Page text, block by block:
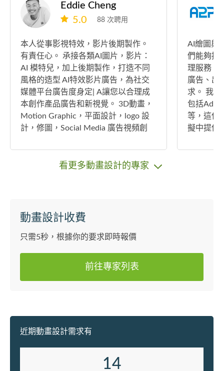
Eddie Cheng
5.0
88 次聘用
本人從事影視特效，影片後期製作。
有責任心。 𠄘接各類AI圖片，影片：
AI 模特兒，加上後期製作，打造不同
風格的造型 AI特效影片廣告，為社交
媒體平台廣告度身定| A讓您以合理成
本創作產品廣告和新視覺。 3D動畫，
Motion Graphic，平面設計，logo 設
計，修圖，Social Media 廣告視頻創
心發問。photoshop , illustrator, after
effect , maya, C4D, blender. 抱歉不能
AI繪圖與
們能夠提
理服務，
廣告、出
求。 我們熟練掌握業界頂尖的軟件，
包括
等，這使
擬中提供
計師專注
刷前的所有準
看更多動畫設計的專家
動畫設計收費
只需5秒，根據你的要求即時報價
前往專家列表
近期動畫設計需求有
14